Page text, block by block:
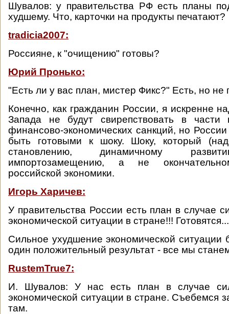
Шувалов: у правительства РФ есть планы
худшему. Что, карточки на продукты печатают?
tradicia2007:
Россияне, к "очищению" готовы?
Юрий Пронько:
"Есть ли у вас план, мистер Фикс?" Есть, но не
Конечно, как гражданин России, я искренне
Запада не будут свирепствовать в части
финансово-экономических санкций, но
быть готовыми к шоку. Шоку, который
становлению, динамичному
импортозамещению, а не
российской экономики.
Игорь Харичев:
У правительства России есть план в случае
экономической ситуации в стране!!! Готовятся...
Сильное ухудшение экономической ситуации
один положительный результат - все мы
RustemTrue7:
И. Шувалов: У нас есть план в случае
экономической ситуации в стране. Съебемся
там.